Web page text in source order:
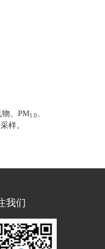
、PM1.0
样。
我们